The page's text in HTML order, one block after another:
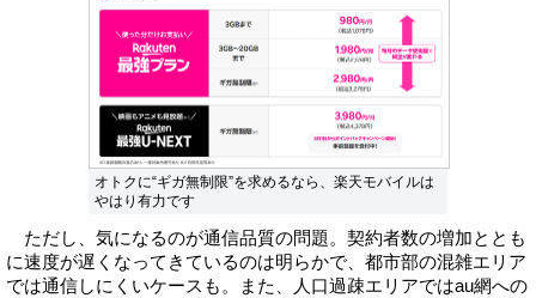
オトクに“ギガ無制限”を求めるなら、楽天モバイルは
やはり有力です
ただし、気になるのが通信品質の問題。契約者数の増加ととも
に速度が遅くなってきているのは明らかで、都市部の混雑エリア
では通信しにくいケースも。また、人口過疎エリアではau網への